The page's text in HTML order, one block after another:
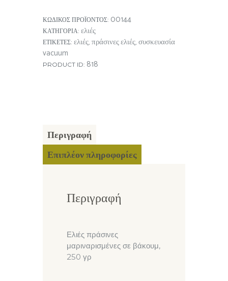
ποσότητα
ΚΩΔΙΚΌΣ ΠΡΟΪΌΝΤΟΣ: 00144
ΚΑΤΗΓΟΡΊΑ: ελιές
ΕΤΙΚΈΤΕΣ: ελιές, πράσινες ελιές, συσκευασία
vacuum
PRODUCT ID: 818
Περιγραφή
Επιπλέον πληροφορίες
Περιγραφή
Ελιές πράσινες
μαριναρισμένες σε βάκουμ,
250 γρ